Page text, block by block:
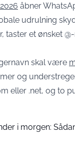
åbner
udrulning
taster et ønsket
skal være
og
eller .net, og to
i morgen: